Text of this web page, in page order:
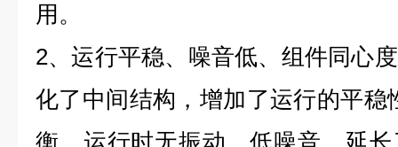
用。
2、运行平稳、噪音低、组件同心
化了中间结构，增加了运行的平稳
衡，运行时无振动，低噪音、延